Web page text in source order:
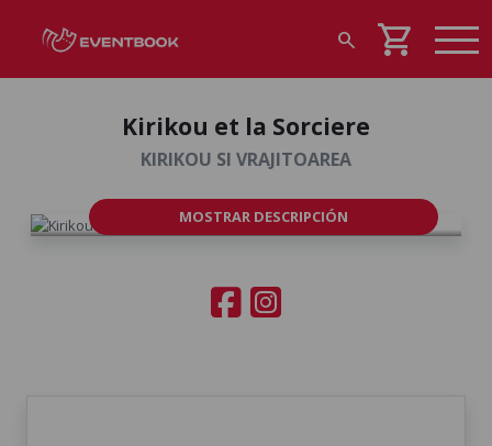
search shopping_cart
Kirikou et la Sorciere
KIRIKOU SI VRAJITOAREA
MOSTRAR DESCRIPCIÓN